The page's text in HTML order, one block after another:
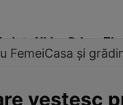
Video Prime Time
FemeiCasa și
vestesc